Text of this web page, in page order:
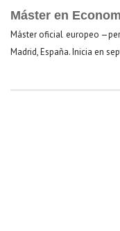
Máster en
Máster oficial europeo
Madrid, España. Inicia en